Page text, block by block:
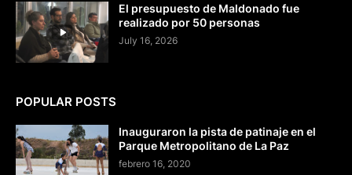
El presupuesto de Maldonado fue
realizado por 50 personas
July 16, 2026
POPULAR POSTS
Inauguraron la pista de patinaje en el
Parque Metropolitano de La Paz
febrero 16, 2020